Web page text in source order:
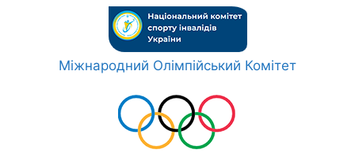
Міжнародний Олімпійський Комітет